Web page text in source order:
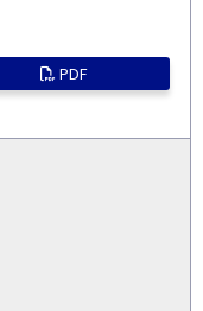
PDF